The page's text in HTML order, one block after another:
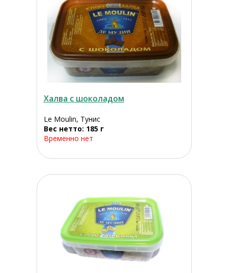
Халва с шоколадом
Le Moulin, Тунис
Вес нетто: 185 г
Временно нет